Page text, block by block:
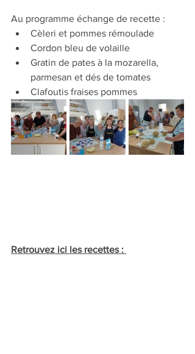
Au programme échange de recette :
Cèleri et pommes rémoulade
Cordon bleu de volaille
Gratin de pates à la mozarella,
parmesan et dés de tomates
Clafoutis fraises pommes
Retrouvez ici les recettes :